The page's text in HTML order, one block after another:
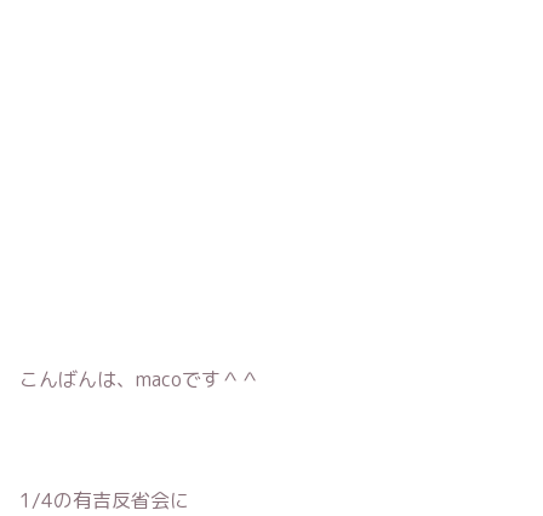
こんばんは、macoです＾＾
1/4の有吉反省会に